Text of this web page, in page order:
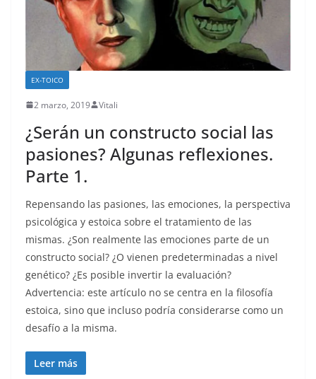
EX-TOICO
2 marzo, 2019 Vitali
¿Serán un constructo social las
pasiones? Algunas reflexiones.
Parte 1.
Repensando las pasiones, las emociones, la perspectiva
psicológica y estoica sobre el tratamiento de las
mismas. ¿Son realmente las emociones parte de un
constructo social? ¿O vienen predeterminadas a nivel
genético? ¿Es posible invertir la evaluación?
Advertencia: este artículo no se centra en la filosofía
estoica, sino que incluso podría considerarse como un
desafío a la misma.
Leer más